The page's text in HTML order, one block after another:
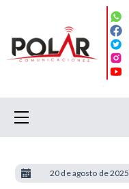
20 de agosto de 2025